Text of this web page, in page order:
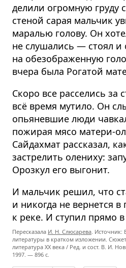
делили огромную груду
стеной сарая мальчик
маралью голову. Он
не слушались — стоял и
на обезображенную
вчера была Рогатой
Скоро все расселись за
всё время мутило. Он
опьяневшие люди
пожирая мясо матери-
Сайдахмат рассказал,
застрелить олениху:
Орозкул его выгонит.
И мальчик решил, что
и никогда не вернется
к реке. И ступил прямо
Пересказала И. Н. Слюсарева .
литературы в кратком изложении.
литература XX века / Ред. и сост. В. И.
1997. — 896 с.